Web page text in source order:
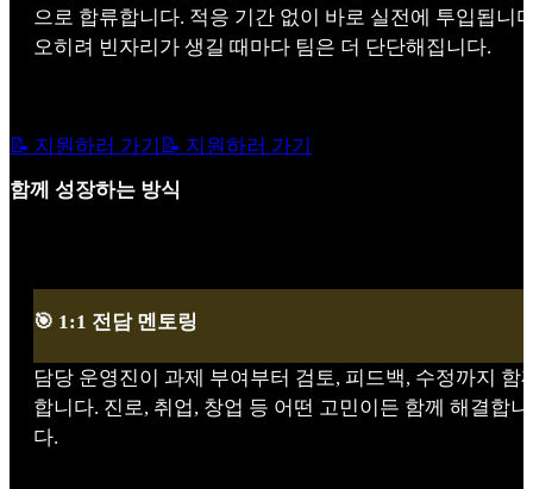
으로 합류합니다. 적응 기간 없이 바로 실전에 투입됩니
오히려 빈자리가 생길 때마다 팀은 더 단단해집니다.
📝 지원하러 가기 📝 지원하러 가기
함께 성장하는 방식
🎯 1:1 전담 멘토링
담당 운영진이 과제 부여부터 검토, 피드백, 수정까지 함
합니다. 진로, 취업, 창업 등 어떤 고민이든 함께 해결합니
다.